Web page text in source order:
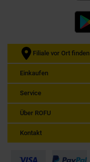
Filiale vor Ort finden
Einkaufen
Service
Über ROFU
Kontakt